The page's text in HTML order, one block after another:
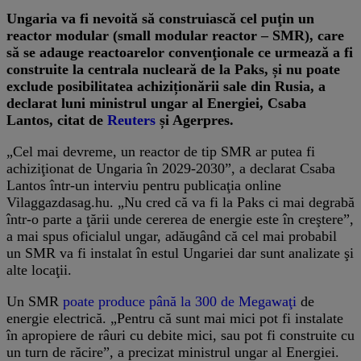
Ungaria va fi nevoită să construiască cel puţin un
reactor modular (small modular reactor – SMR), care
să se adauge reactoarelor convenţionale ce urmează a fi
construite la centrala nucleară de la Paks, și nu poate
exclude posibilitatea achiziționării sale din Rusia, a
declarat luni ministrul ungar al Energiei, Csaba
Lantos, citat de Reuters și Agerpres.
„Cel mai devreme, un reactor de tip SMR ar putea fi
achiziţionat de Ungaria în 2029-2030”, a declarat Csaba
Lantos într-un interviu pentru publicaţia online
Vilaggazdasag.hu. „Nu cred că va fi la Paks ci mai degrabă
într-o parte a ţării unde cererea de energie este în creştere”,
a mai spus oficialul ungar, adăugând că cel mai probabil
un SMR va fi instalat în estul Ungariei dar sunt analizate şi
alte locaţii.
Un SMR poate produce până la 300 de Megawaţi de
energie electrică. „Pentru că sunt mai mici pot fi instalate
în apropiere de râuri cu debite mici, sau pot fi construite cu
un turn de răcire”, a precizat ministrul ungar al Energiei.